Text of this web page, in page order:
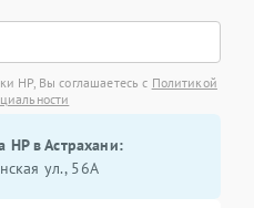
HP, Вы соглашаетесь с Политикой
HP в Астрахани:
ул., 56А